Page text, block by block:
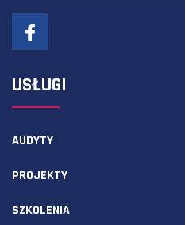
USŁUGI
AUDYTY
PROJEKTY
SZKOLENIA